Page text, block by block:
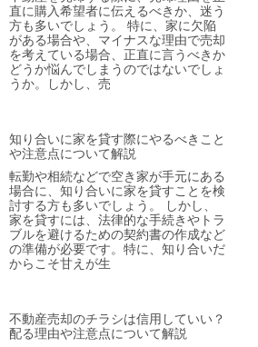
直に購入希望者に伝えるべきか、迷う
方も多いでしょう。 特に、家に欠陥
がある場合や、マイナスな理由で売却
を考えている場合、正直に言うべきか
どうか悩んでしまうのではないでしょ
うか。しかし、売
知り合いに家を貸す際にやるべきこと
や注意点について解説
転勤や相続などで空き家が手元にある
場合に、知り合いに家を貸すことを検
討する方も多いでしょう。 しかし、
家を貸すには、法律的な手続きやトラ
ブルを避けるための契約書の作成など
の準備が必要です。特に、知り合いだ
からこそ甘えが生
不動産売却のチラシは信用していい？
配る理由や注意点について解説